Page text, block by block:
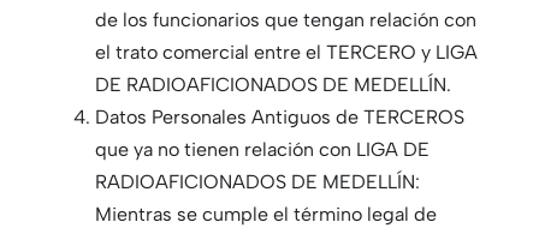
de los funcionarios que tengan relación con
el trato comercial entre el TERCERO y LIGA
DE RADIOAFICIONADOS DE MEDELLÍN.
Datos Personales Antiguos de TERCEROS
que ya no tienen relación con LIGA DE
RADIOAFICIONADOS DE MEDELLÍN:
Mientras se cumple el término legal de